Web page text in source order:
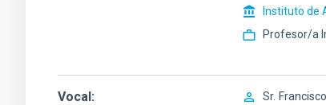
Instituto de
Profesor/a
Vocal Sr.